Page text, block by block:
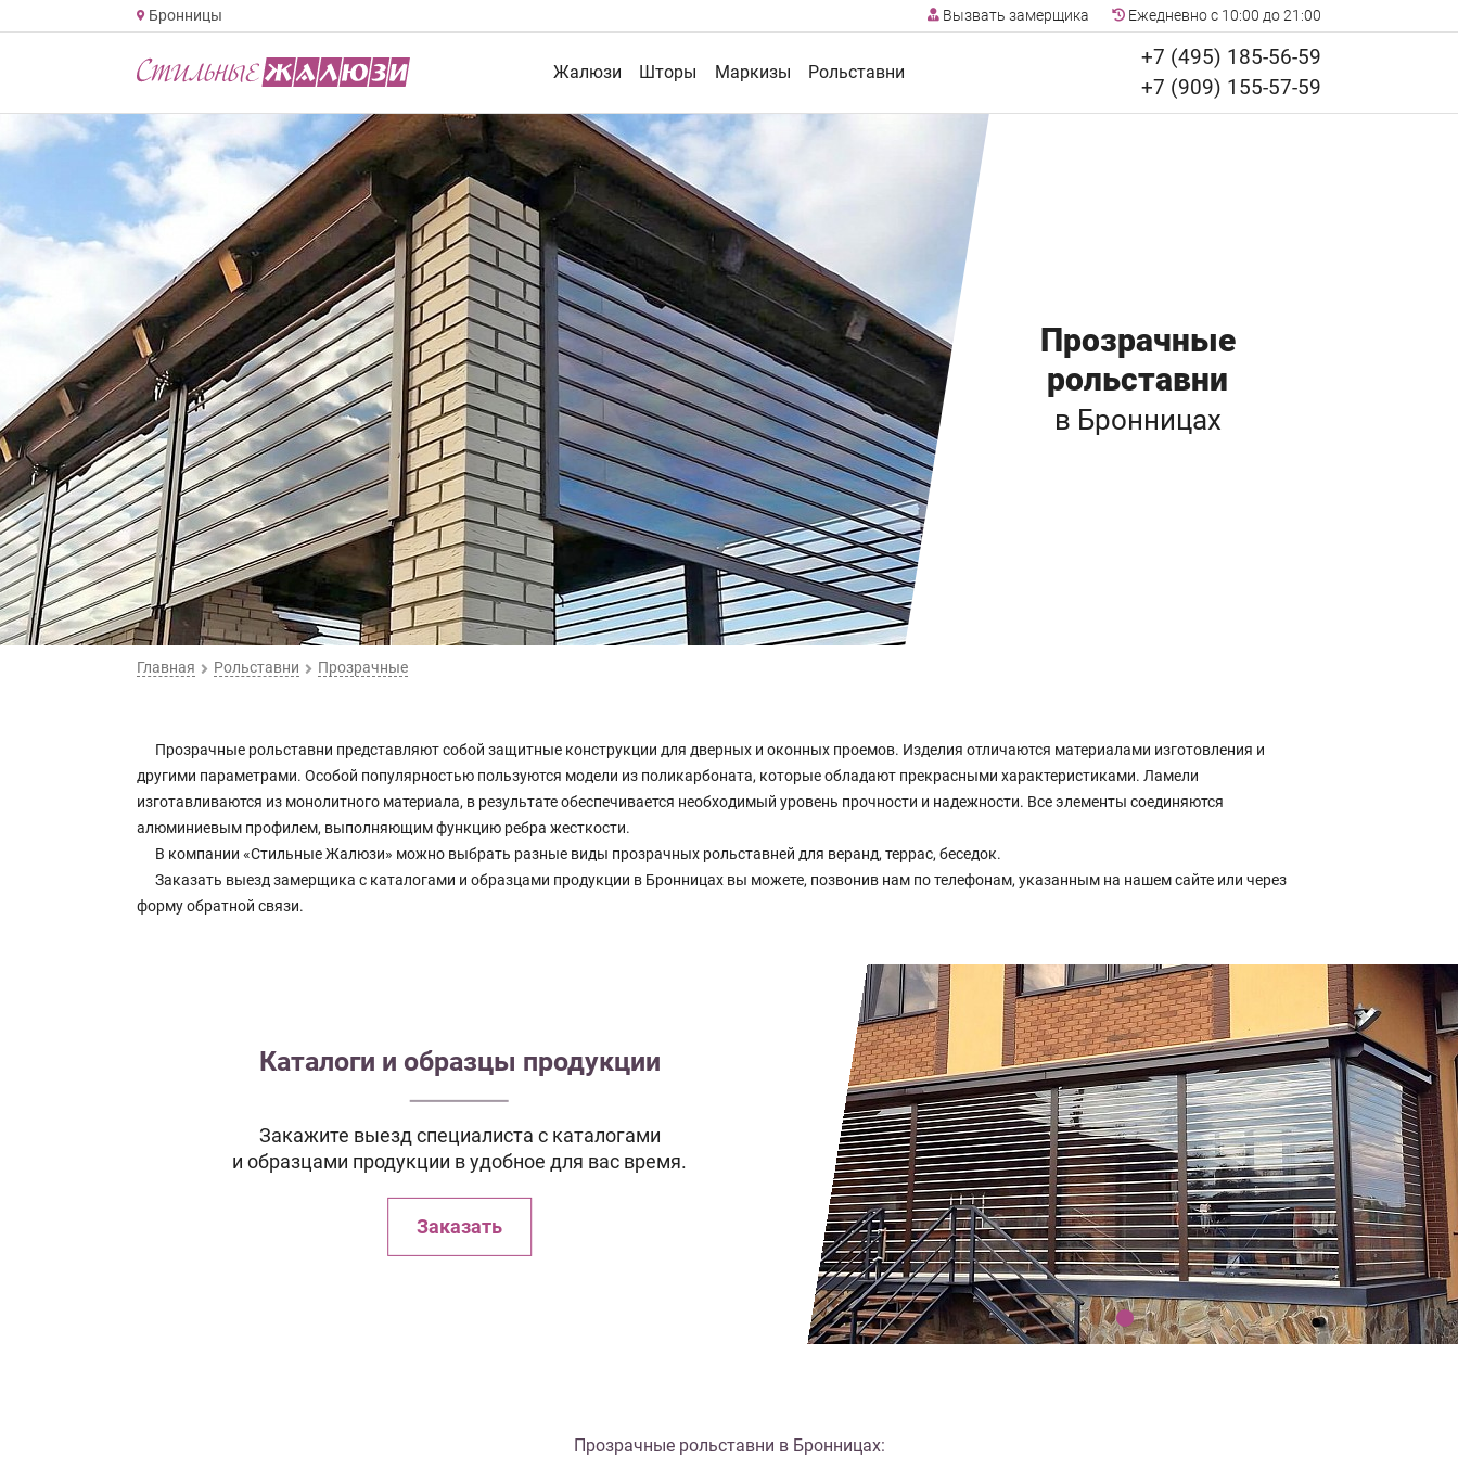
Бронницы Вызвать замерщика Ежедневно с 10:00 до 21:00
Жалюзи Шторы Маркизы Рольставни
+7 (495) 185-56-59
+7 (909) 155-57-59
Прозрачные
рольставни
в Бронницах
Главная Рольставни Прозрачные
Прозрачные рольставни представляют собой защитные конструкции для дверных и оконных проемов. Изделия отличаются материалами изготовления и
другими параметрами. Особой популярностью пользуются модели из поликарбоната, которые обладают прекрасными характеристиками. Ламели
изготавливаются из монолитного материала, в результате обеспечивается необходимый уровень прочности и надежности. Все элементы соединяются
алюминиевым профилем, выполняющим функцию ребра жесткости.
В компании «Стильные Жалюзи» можно выбрать разные виды прозрачных рольставней для веранд, террас, беседок.
Заказать выезд замерщика с каталогами и образцами продукции в Бронницах вы можете, позвонив нам по телефонам, указанным на нашем сайте или через
форму обратной связи.
Каталоги и образцы продукции
Закажите выезд специалиста с каталогами
и образцами продукции в удобное для вас время.
Заказать
Прозрачные рольставни в Бронницах: